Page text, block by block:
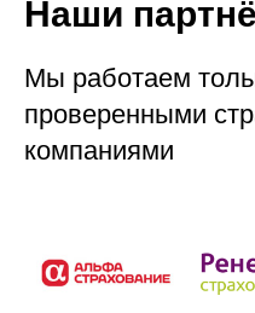
Наши
Мы работаем
проверенными
компаниями